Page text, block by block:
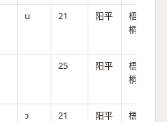
u 21 阳平
梧
桐。
25 阳平
梧
桐。
ɔ 21 阳平
梧